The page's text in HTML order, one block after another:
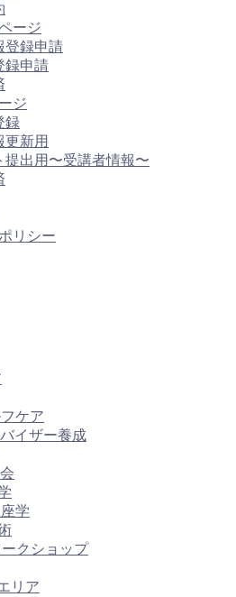
ージ
登録申請
録申請
ジ
録
更新用
提出用〜受講者情報〜
リシー
ケア
イザー養成
学
ークショップ
リア